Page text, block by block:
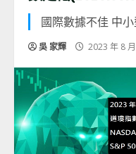
國際數據不佳 中
吳 家輝 2023 年 8